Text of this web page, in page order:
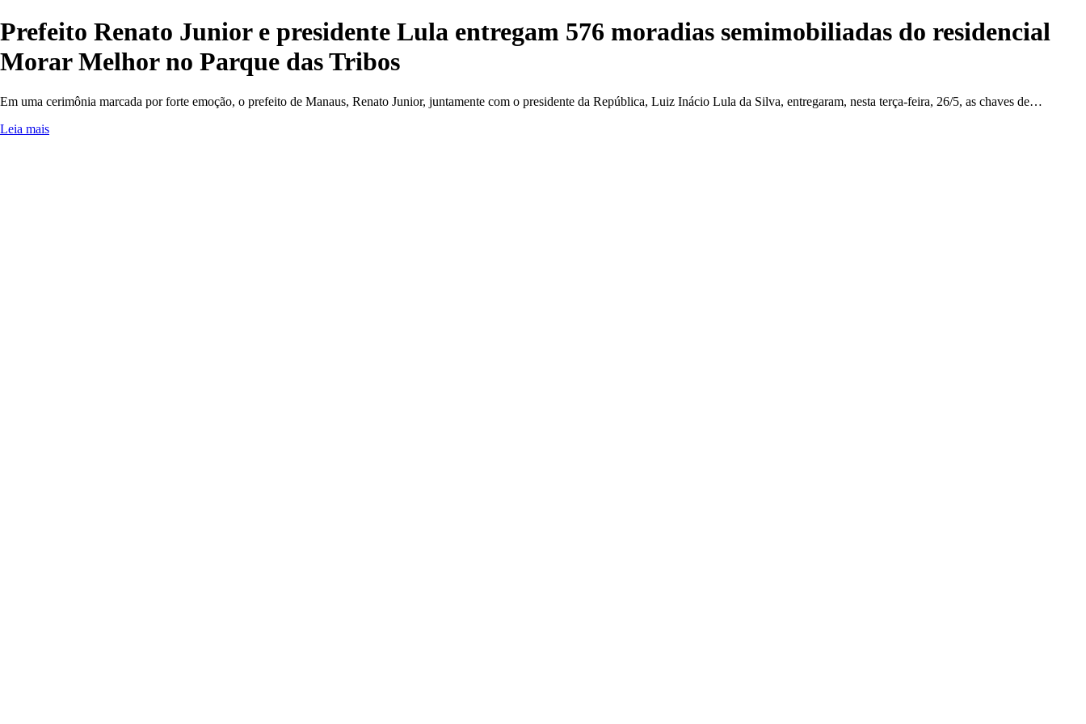
Prefeito Renato Junior e presidente Lula entregam 576 moradias semimobiliadas do residencial
Morar Melhor no Parque das Tribos
Em uma cerimônia marcada por forte emoção, o prefeito de Manaus, Renato Junior, juntamente com o presidente da República, Luiz Inácio Lula da Silva, entregaram, nesta terça-feira, 26/5, as chaves de…
Leia mais